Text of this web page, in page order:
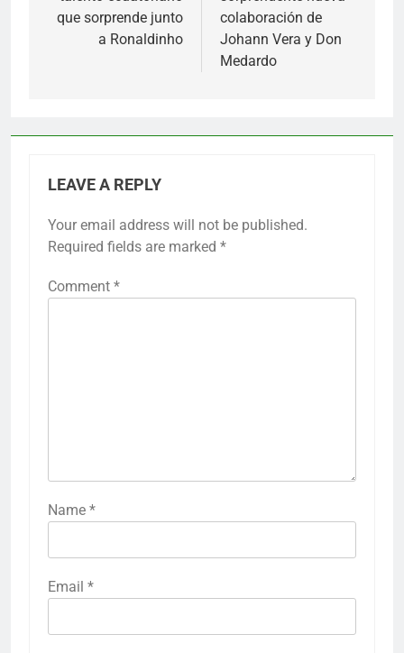
que sorprende junto
a Ronaldinho
colaboración de
Johann Vera y Don
Medardo
LEAVE A REPLY
Your email address will not be published.
Required fields are marked *
Comment *
Name *
Email *